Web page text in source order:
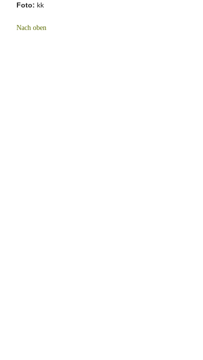
Foto: kk
Nach oben